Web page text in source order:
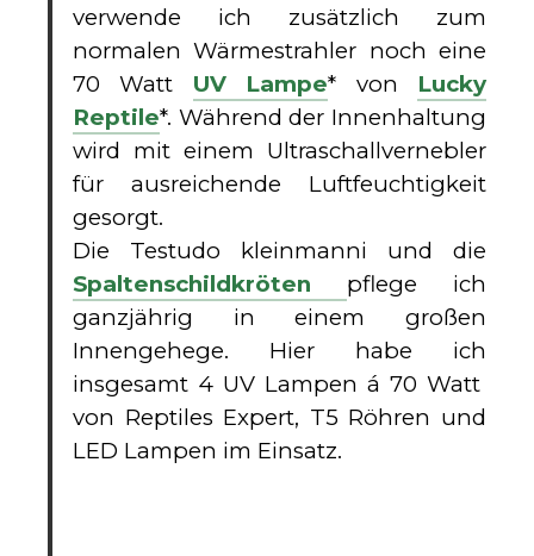
verwende ich zusätzlich zum
normalen Wärmestrahler noch eine
70 Watt UV Lampe* von Lucky
Reptile*. Während der Innenhaltung
wird mit einem Ultraschallvernebler
für ausreichende Luftfeuchtigkeit
gesorgt.
Die Testudo kleinmanni und die
Spaltenschildkröten pflege ich
ganzjährig in einem großen
Innengehege. Hier habe ich
insgesamt 4 UV Lampen á 70 Watt
von Reptiles Expert, T5 Röhren und
LED Lampen im Einsatz.